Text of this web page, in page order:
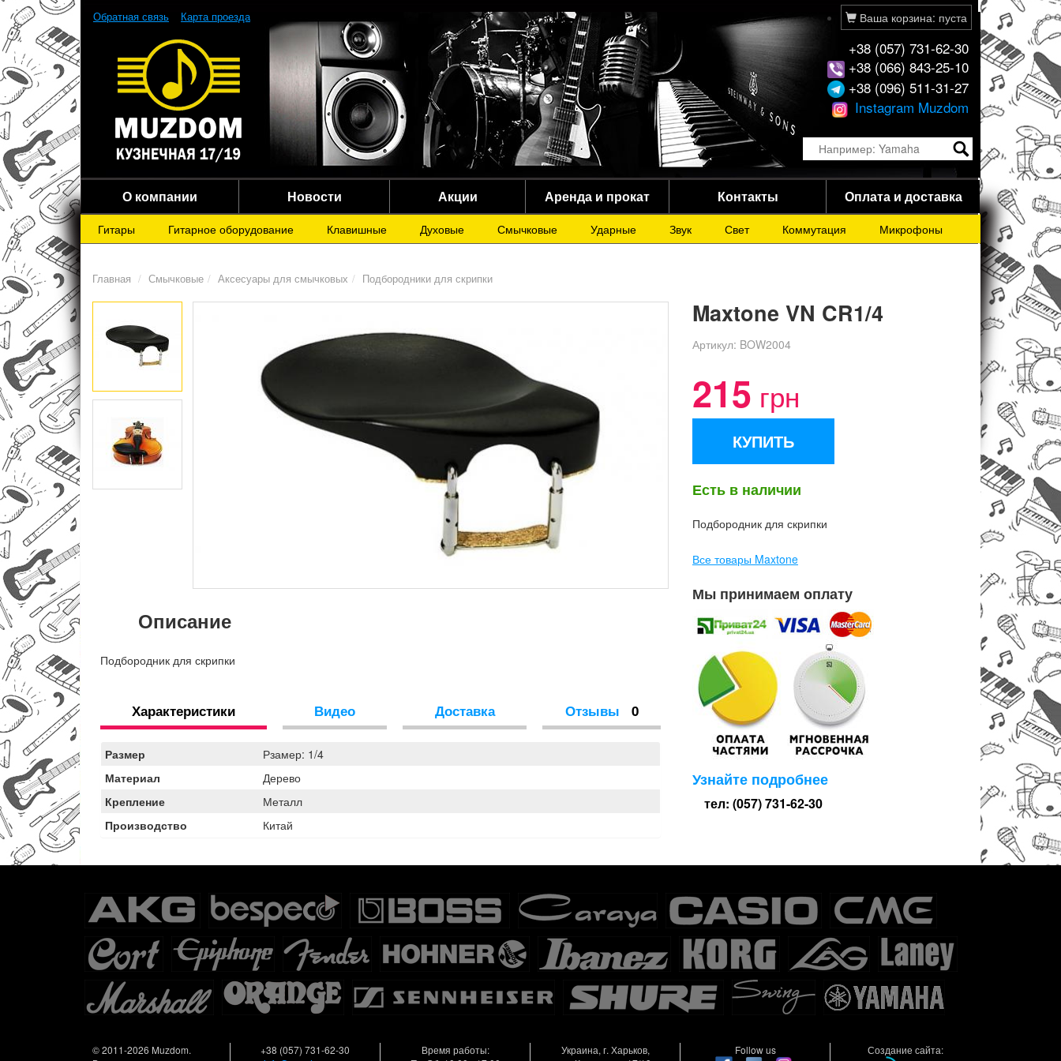
Обратная связь Карта проезда Ваша корзина: пуста
+38 (057) 731-62-30
+38 (066) 843-25-10
+38 (096) 511-31-27
Instagram Muzdom
О компании Новости Акции Аренда и прокат Контакты Оплата и доставка
Гитары Гитарное оборудование Клавишные Духовые Смычковые Ударные Звук Свет Коммутация Микрофоны
Главная Смычковые Аксесуары для смычковых Подбородники для скрипки
Описание
Подбородник для скрипки
Характеристики Видео Доставка Отзывы 0
Размер
Рзамер: 1/4
Материал
Дерево
Крепление
Металл
Производство
Китай
Maxtone VN CR1/4
Артикул: BOW2004
215 грн
КУПИТЬ
Есть в наличии
Подбородник для скрипки
Все товары Maxtone
Мы принимаем оплату
Узнайте подробнее
тел: (057) 731-62-30
© 2011-2026 Muzdom.
+38 (057) 731-62-30
Время работы:
Украина, г. Харьков,
Follow us Создание сайта: